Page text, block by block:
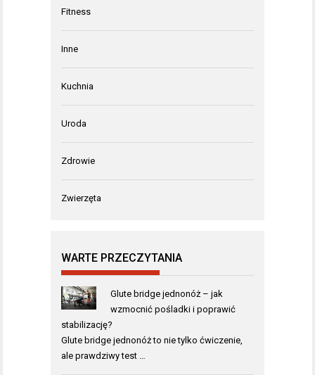
Fitness
Inne
Kuchnia
Uroda
Zdrowie
Zwierzęta
WARTE PRZECZYTANIA
Glute bridge jednonóż – jak
wzmocnić pośladki i poprawić
stabilizację?
Glute bridge jednonóż to nie tylko ćwiczenie,
ale prawdziwy test …